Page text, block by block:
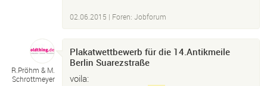
02.06.2015 | Foren: Jobforum
R. Pröhm & M.
Schrottmeyer
Plakatwettbewerb für die 14.Antikmeile
Berlin Suarezstraße
voila: